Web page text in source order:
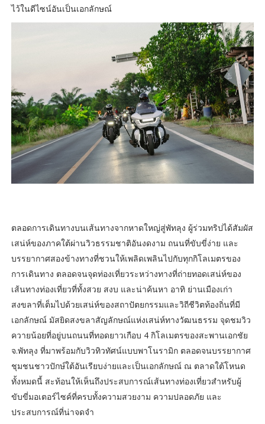
ไว้ในดีไซน์อันเป็นเอกลักษณ์
ตลอดการเดินทางบนเส้นทางจากหาดใหญ่สู่พัทลุง ผู้ร่วมทริปได้สัมผัส
เสน่ห์ของภาคใต้ผ่านวิวธรรมชาติอันงดงาม ถนนที่ขับขี่ง่าย และ
บรรยากาศสองข้างทางที่ชวนให้เพลิดเพลินไปกับทุกกิโลเมตรของ
การเดินทาง ตลอดจนจุดท่องเที่ยวระหว่างทางที่ถ่ายทอดเสน่ห์ของ
เส้นทางท่องเที่ยวที่ทั้งสวย สงบ และน่าค้นหา อาทิ ย่านเมืองเก่า
สงขลาที่เต็มไปด้วยเสน่ห์ของสถาปัตยกรรมและวิถีชีวิตท้องถิ่นที่มี
เอกลักษณ์ มัสยิดสงขลาสัญลักษณ์แห่งเสน่ห์ทางวัฒนธรรม จุดชมวิว
ควายน้อยที่อยู่บนถนนที่ทอดยาวเกือบ 4 กิโลเมตรของสะพานเอกชัย
จ.พัทลุง ที่มาพร้อมกับวิวทิวทัศน์แบบพาโนรามิก ตลอดจนบรรยากาศ
ชุมชนชาวปักษ์ใต้อันเรียบง่ายและเป็นเอกลักษณ์ ณ ตลาดใต้โหนด
ทั้งหมดนี้ สะท้อนให้เห็นถึงประสบการณ์เส้นทางท่องเที่ยวสำหรับผู้
ขับขี่มอเตอร์ไซค์ที่ครบทั้งความสวยงาม ความปลอดภัย และ
ประสบการณ์ที่น่าจดจำ